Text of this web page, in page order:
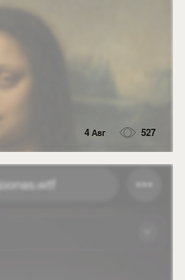
4 Авг 527